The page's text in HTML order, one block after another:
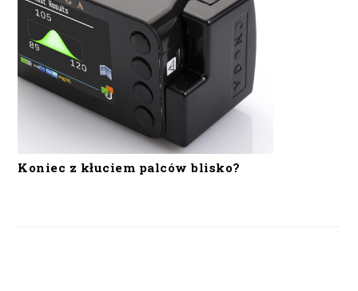
Koniec z kłuciem palców blisko?